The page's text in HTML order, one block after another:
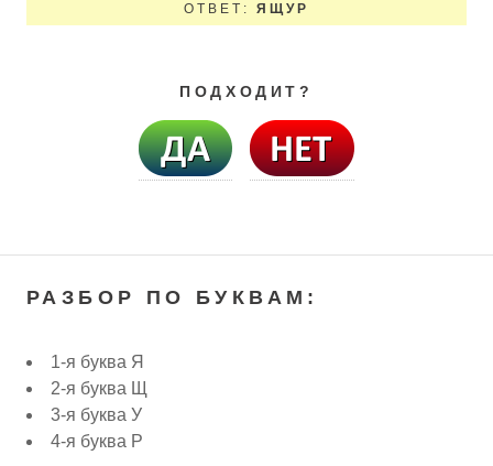
ОТВЕТ:ЯЩУР
ПОДХОДИТ?
РАЗБОР ПО БУКВАМ:
1-я буква Я
2-я буква Щ
3-я буква У
4-я буква Р